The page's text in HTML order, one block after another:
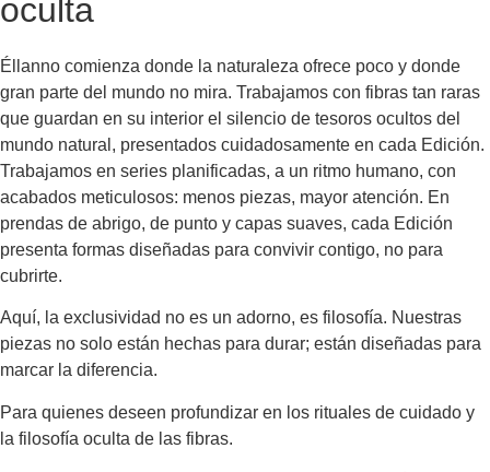
oculta
Éllanno comienza donde la naturaleza ofrece poco y donde
gran parte del mundo no mira. Trabajamos con fibras tan raras
que guardan en su interior el silencio de tesoros ocultos del
mundo natural, presentados cuidadosamente en cada Edición.
Trabajamos en series planificadas, a un ritmo humano, con
acabados meticulosos: menos piezas, mayor atención. En
prendas de abrigo, de punto y capas suaves, cada Edición
presenta formas diseñadas para convivir contigo, no para
cubrirte.
Aquí, la exclusividad no es un adorno, es filosofía. Nuestras
piezas no solo están hechas para durar; están diseñadas para
marcar la diferencia.
Para quienes deseen profundizar en los rituales de cuidado y
la filosofía oculta de las fibras.